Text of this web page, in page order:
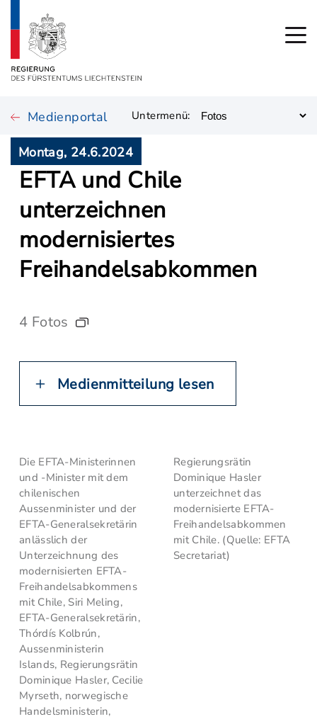
Medienportal Untermenü:
Montag, 24.6.2024
EFTA und Chile
unterzeichnen
modernisiertes
Freihandelsabkommen
4 Fotos
Medienmitteilung lesen
Die EFTA-Ministerinnen
und -Minister mit dem
chilenischen
Aussenminister und der
EFTA-Generalsekretärin
anlässlich der
Unterzeichnung des
modernisierten EFTA-
Freihandelsabkommens
mit Chile, Siri Meling,
EFTA-Generalsekretärin,
Thórdís Kolbrún,
Aussenministerin
Islands, Regierungsrätin
Dominique Hasler, Cecilie
Myrseth, norwegische
Handelsministerin,
Regierungsrätin
Dominique Hasler
unterzeichnet das
modernisierte EFTA-
Freihandelsabkommen
mit Chile. (Quelle: EFTA
Secretariat)